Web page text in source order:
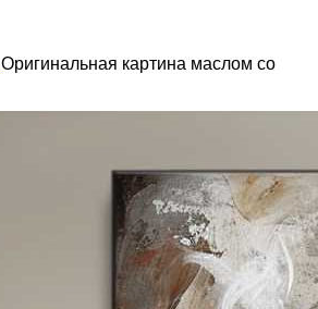
Оригинальная картина маслом со